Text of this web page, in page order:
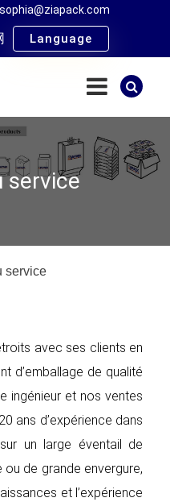
sophia@ziapack.com
Language
service
service
avec ses clients en
d’emballage de qualité
ingénieur et nos ventes
ans d’expérience dans
un large éventail de
ou de grande envergure,
et l’expérience